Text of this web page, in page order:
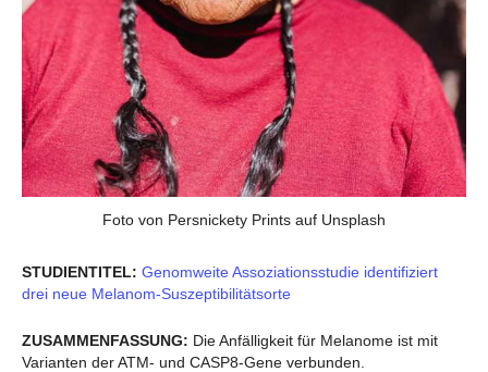
Foto von Persnickety Prints auf Unsplash
STUDIENTITEL: Genomweite Assoziationsstudie identifiziert
drei neue Melanom-Suszeptibilitätsorte
ZUSAMMENFASSUNG: Die Anfälligkeit für Melanome ist mit
Varianten der ATM- und CASP8-Gene verbunden.